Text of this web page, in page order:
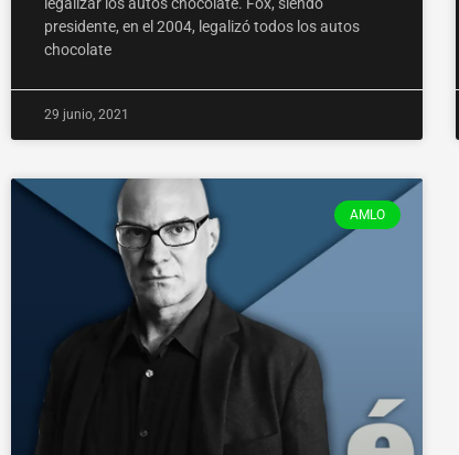
presidente, en el 2004, legalizó todos los autos
chocolate
29 junio, 2021
AMLO